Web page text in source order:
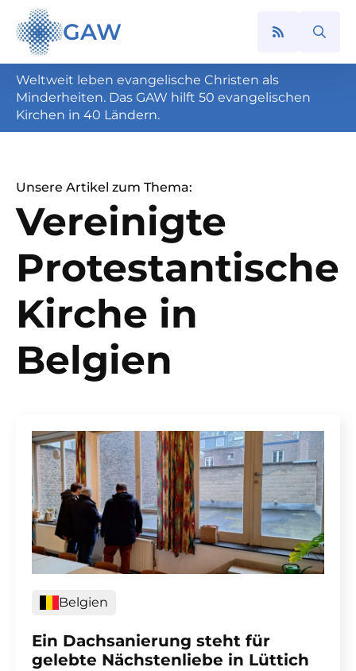
GAW
Search
Weltweit leben evangelische Christen als
Minderheiten. Das GAW hilft 50 evangelischen
Kirchen in 40 Ländern.
Unsere Artikel zum Thema:
Vereinigte
Protestantische
Kirche in
Belgien
Belgien
Ein Dachsanierung steht für
gelebte Nächstenliebe in Lüttich